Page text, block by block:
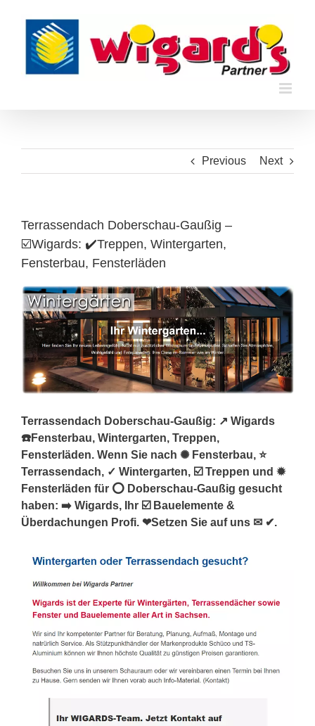
content
Previous Next
Terrassendach Doberschau-Gaußig –
☑️Wigards: ✔️Treppen, Wintergarten,
Fensterbau, Fensterläden
Terrassendach Doberschau-Gaußig: ↗️ Wigards
☎️Fensterbau, Wintergarten, Treppen,
Fensterläden. Wenn Sie nach ✺ Fensterbau, ⭐
Terrassendach, ✓ Wintergarten, ☑️ Treppen und ✹
Fensterläden für ⭕ Doberschau-Gaußig gesucht
haben: ➡️ Wigards, Ihr ☑️ Bauelemente &
Überdachungen Profi. ❤Setzen Sie auf uns ✉ ✔.